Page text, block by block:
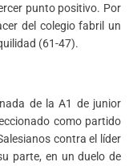
punto positivo. Por
del colegio fabril un
(61-47).
de la A1 de junior
como partido
contra el líder
parte, en un duelo de